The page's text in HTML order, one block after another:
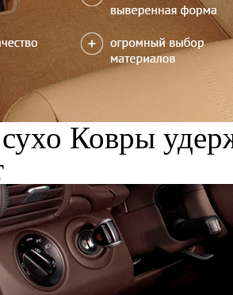
Ковры